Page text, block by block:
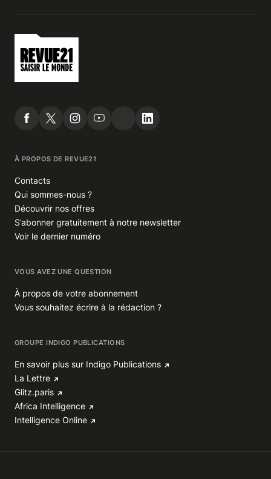
À PROPOS DE REVUE21
Contacts
Qui sommes-nous ?
Découvrir nos offres
S’abonner gratuitement à notre newsletter
Voir le dernier numéro
VOUS AVEZ UNE QUESTION
À propos de votre abonnement
Vous souhaitez écrire à la rédaction ?
GROUPE INDIGO PUBLICATIONS
En savoir plus sur Indigo Publications
La Lettre
Glitz.paris
Africa Intelligence
Intelligence Online